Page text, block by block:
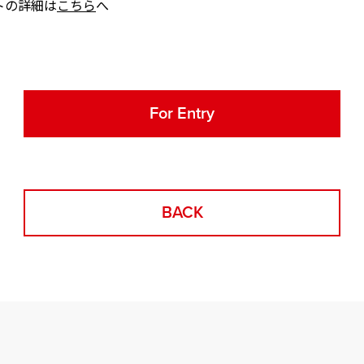
の詳細はこちらへ
For Entry
BACK